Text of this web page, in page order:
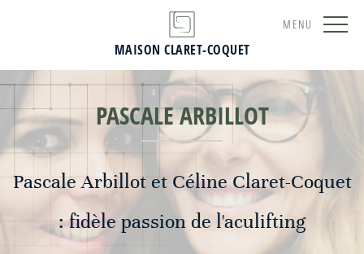
MAISON CLARET-COQUET
MENU
PASCALE ARBILLOT
Pascale Arbillot et Céline Claret-Coquet
: fidèle passion de l'aculifting